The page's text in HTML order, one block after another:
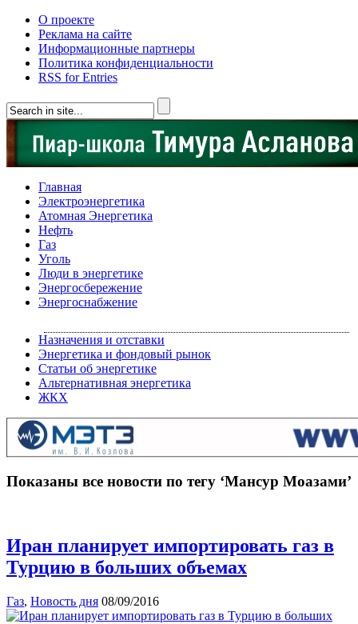
О проекте
Реклама на сайте
Информационные партнеры
Политика конфиденциальности
RSS for Entries
Главная
Электроэнергетика
Атомная Энергетика
Нефть
Газ
Уголь
Люди в энергетике
Энергосбережение
Энергоснабжение
Назначения и отставки
Энергетика и фондовый рынок
Статьи об энергетике
Альтернативная энергетика
ЖКХ
Показаны все новости по тегу ‘Мансур Моазами’
Иран планирует импортировать газ в
Турцию в больших объемах
Газ, Новость дня 08/09/2016